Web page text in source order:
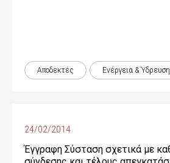
Αποδεκτές Ενέργεια & Ύδρευση
24/02/2014
Έγγραφη Σύσταση σχετικά με